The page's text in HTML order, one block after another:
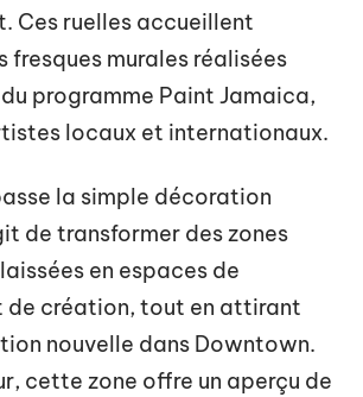
Ces ruelles accueillent
fresques murales réalisées
programme Paint Jamaica,
locaux et internationaux.
la simple décoration
de transformer des zones
en espaces de
de création, tout en attirant
nouvelle dans Downtown.
cette zone offre un aperçu de